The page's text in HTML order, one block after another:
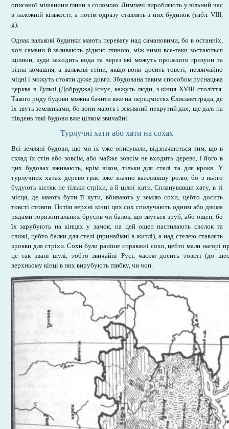
описаної мішанини глини з соломою. Лимпачі виробляють у вільний час
в належній кількості, а потім одразу ставлять з них будинок (табл. VIII,
g).
Однак валькові будинки мають перевагу над самановими, бо в останніх,
хоч самани й заливають рідкою глиною, між ними все-таки зостаються
щілини, куди заходить вода та через які можуть пролазити гризуни та
різна комашня, а валькові стіни, якщо вони досить товсті, незвичайно
міцні і можуть стояти дуже довго. Збудована таким способом руснацька
церква в Тульчі (Добруджа) існує, кажуть люди, з кінця XVШ століття.
Такого роду будови можна бачити вже на передмістях Єлисаветграда, де
їх звуть землянками, бо вони мають і земляний некрутий дах; ще далі на
південь такі будови вже цілком звичайні.
Турлучні хати або хати на сохах
Всі земляні будови, що ми їх уже описували, відзначаються тим, що в
склад їх стін або зовсім, або майже зовсім не входить дерево, і його в
цих будовах вживають, крім вікон, тільки для стелі та для крокв. У
турлучних хатах дерево грає вже значно важливішу ролю, бо з нього
будують кістяк не тільки стріхи, а й цілої хати. Спланувавши хату, в ті
місця, де мають бути її кути, вбивають у землю сохи, цебто досить
товсті стовпи. Потім верхні кінці цих сох сполучають одним або двома
рядами горизонтальних брусив чи балок, що звуться зруб, або ощеп, бо
їх зарубують на кінцях у замок; на цей ощеп настилають сволок та
слижі, цебто балки для стелі (принаймні в житлі), а над стелею ставлять
крокви для стріхи. Сохи були раніше справжні сохи, цебто мали нагорі
це так звані шулі, тобто звичайні Русі, часом досить товсті (до
верхньому кінці в них вирубують глибку, чи чоп.